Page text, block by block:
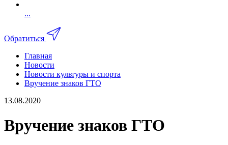
...
Обратиться
Главная
Новости
Новости культуры и спорта
Вручение знаков ГТО
13.08.2020
Вручение знаков ГТО